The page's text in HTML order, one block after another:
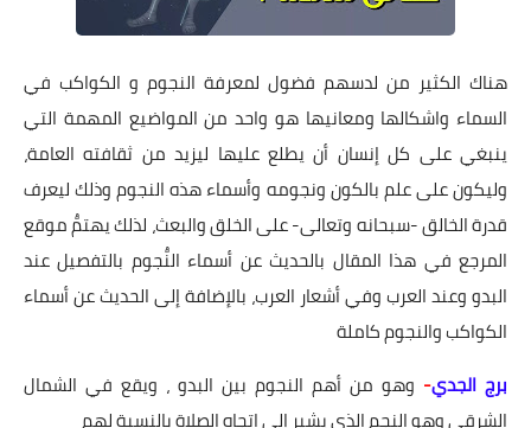
هناك الكثير من لدسهم فضول لمعرفة النجوم و الكواكب في
السماء واشكالها ومعانيها هو واحد من المواضيع المهمة التي
ينبغي على كل إنسان أن يطلع عليها ليزيد من ثقافته العامة،
وليكون على علم بالكون ونجومه وأسماء هذه النجوم وذلك ليعرف
قدرة الخالق -سبحانه وتعالى- على الخلق والبعث، لذلك يهتمُّ موقع
المرجع في هذا المقال بالحديث عن أسماء النُّجوم بالتفصيل عند
البدو وعند العرب وفي أشعار العرب، بالإضافة إلى الحديث عن أسماء
الكواكب والنجوم كاملة
برج الجدي- وهو من أهم النجوم بين البدو ، ويقع في الشمال
الشرقي وهو النجم الذي يشير إلى اتجاه الصلاة بالنسبة لهم